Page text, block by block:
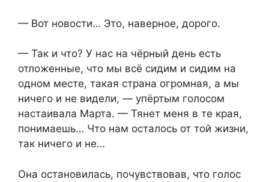
— Вот новости… Это, наверное, дорого.
— Так и что? У нас на чёрный день есть
отложенные, что мы всё сидим и сидим на
одном месте, такая страна огромная, а мы
ничего и не видели, — упёртым голосом
настаивала Марта. — Тянет меня в те края,
понимаешь… Что нам осталось от той жизни,
так ничего и не…
Она остановилась, почувствовав, что голос